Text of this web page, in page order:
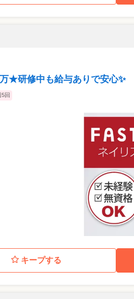
★研修中も給与ありで安心✨
5回
キープする